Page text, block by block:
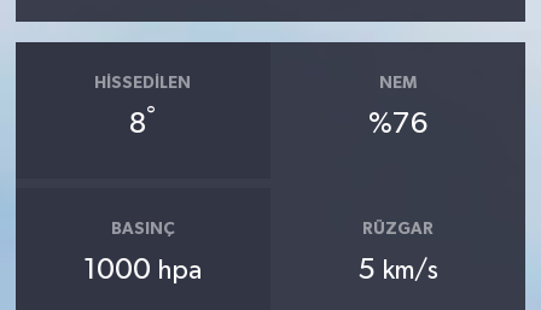
HISSEDILEN
8°
NEM
%76
BASINÇ
1000 hpa
RÜZGAR
5 km/s